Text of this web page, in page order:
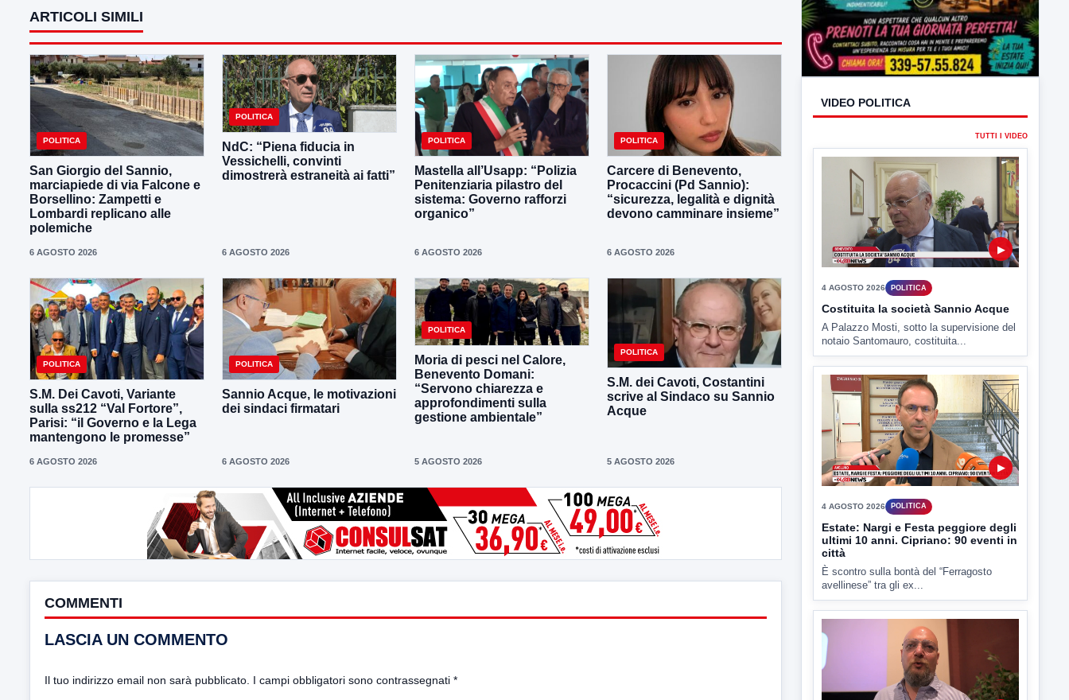
ARTICOLI SIMILI
POLITICA
San Giorgio del Sannio,
marciapiede di via Falcone e
Borsellino: Zampetti e
Lombardi replicano alle
polemiche
6 AGOSTO 2026
POLITICA
NdC: “Piena fiducia in
Vessichelli, convinti
dimostrerà estraneità ai fatti”
6 AGOSTO 2026
POLITICA
Mastella all’Usapp: “Polizia
Penitenziaria pilastro del
sistema: Governo rafforzi
organico”
6 AGOSTO 2026
POLITICA
Carcere di Benevento,
Procaccini (Pd Sannio):
“sicurezza, legalità e dignità
devono camminare insieme”
6 AGOSTO 2026
POLITICA
S.M. Dei Cavoti, Variante
sulla ss212 “Val Fortore”,
Parisi: “il Governo e la Lega
mantengono le promesse”
6 AGOSTO 2026
POLITICA
Sannio Acque, le motivazioni
dei sindaci firmatari
6 AGOSTO 2026
POLITICA
Moria di pesci nel Calore,
Benevento Domani:
“Servono chiarezza e
approfondimenti sulla
gestione ambientale”
5 AGOSTO 2026
POLITICA
S.M. dei Cavoti, Costantini
scrive al Sindaco su Sannio
Acque
5 AGOSTO 2026
COMMENTI
LASCIA UN COMMENTO
Il tuo indirizzo email non sarà pubblicato. I campi obbligatori sono contrassegnati *
TUTTI I VIDEO
▶
4 AGOSTO 2026 POLITICA
Costituita la società Sannio Acque
A Palazzo Mosti, sotto la supervisione del
notaio Santomauro, costituita...
4 AGOSTO 2026 POLITICA
Estate: Nargi e Festa peggiore degli
ultimi 10 anni. Cipriano: 90 eventi in
città
È scontro sulla bontà del “Ferragosto
avellinese” tra gli ex...
3 AGOSTO 2026 POLITICA
Futuro Nazionale fa tappa in città,
iflettori su aree interne e
spopolamento
Convention regionale di Futuro Nazionale